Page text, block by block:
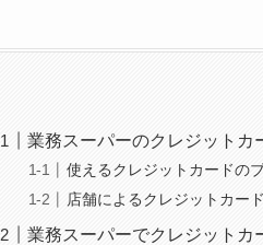
業務スーパーのクレジットカ
使えるクレジットカードの
店舗によるクレジットカー
業務スーパーでクレジットカ